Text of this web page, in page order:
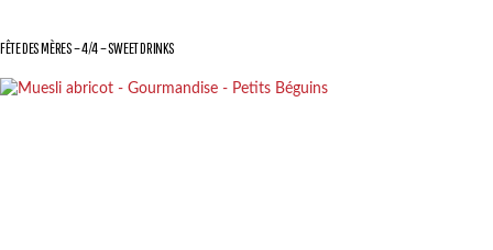
FÊTE DES MÈRES – 4/4 – SWEET DRINKS